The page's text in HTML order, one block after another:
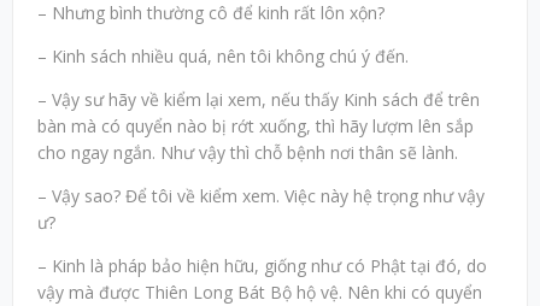
– Nhưng bình thường cô để kinh rất lôn xộn?
– Kinh sách nhiều quá, nên tôi không chú ý đến.
– Vậy sư hãy về kiểm lại xem, nếu thấy Kinh sách để trên
bàn mà có quyển nào bị rớt xuống, thì hãy lượm lên sắp
cho ngay ngắn. Như vậy thì chỗ bệnh nơi thân sẽ lành.
– Vậy sao? Để tôi về kiểm xem. Việc này hệ trọng như vậy
ư?
– Kinh là pháp bảo hiện hữu, giống như có Phật tại đó, do
vậy mà được Thiên Long Bát Bộ hộ vệ. Nên khi có quyển